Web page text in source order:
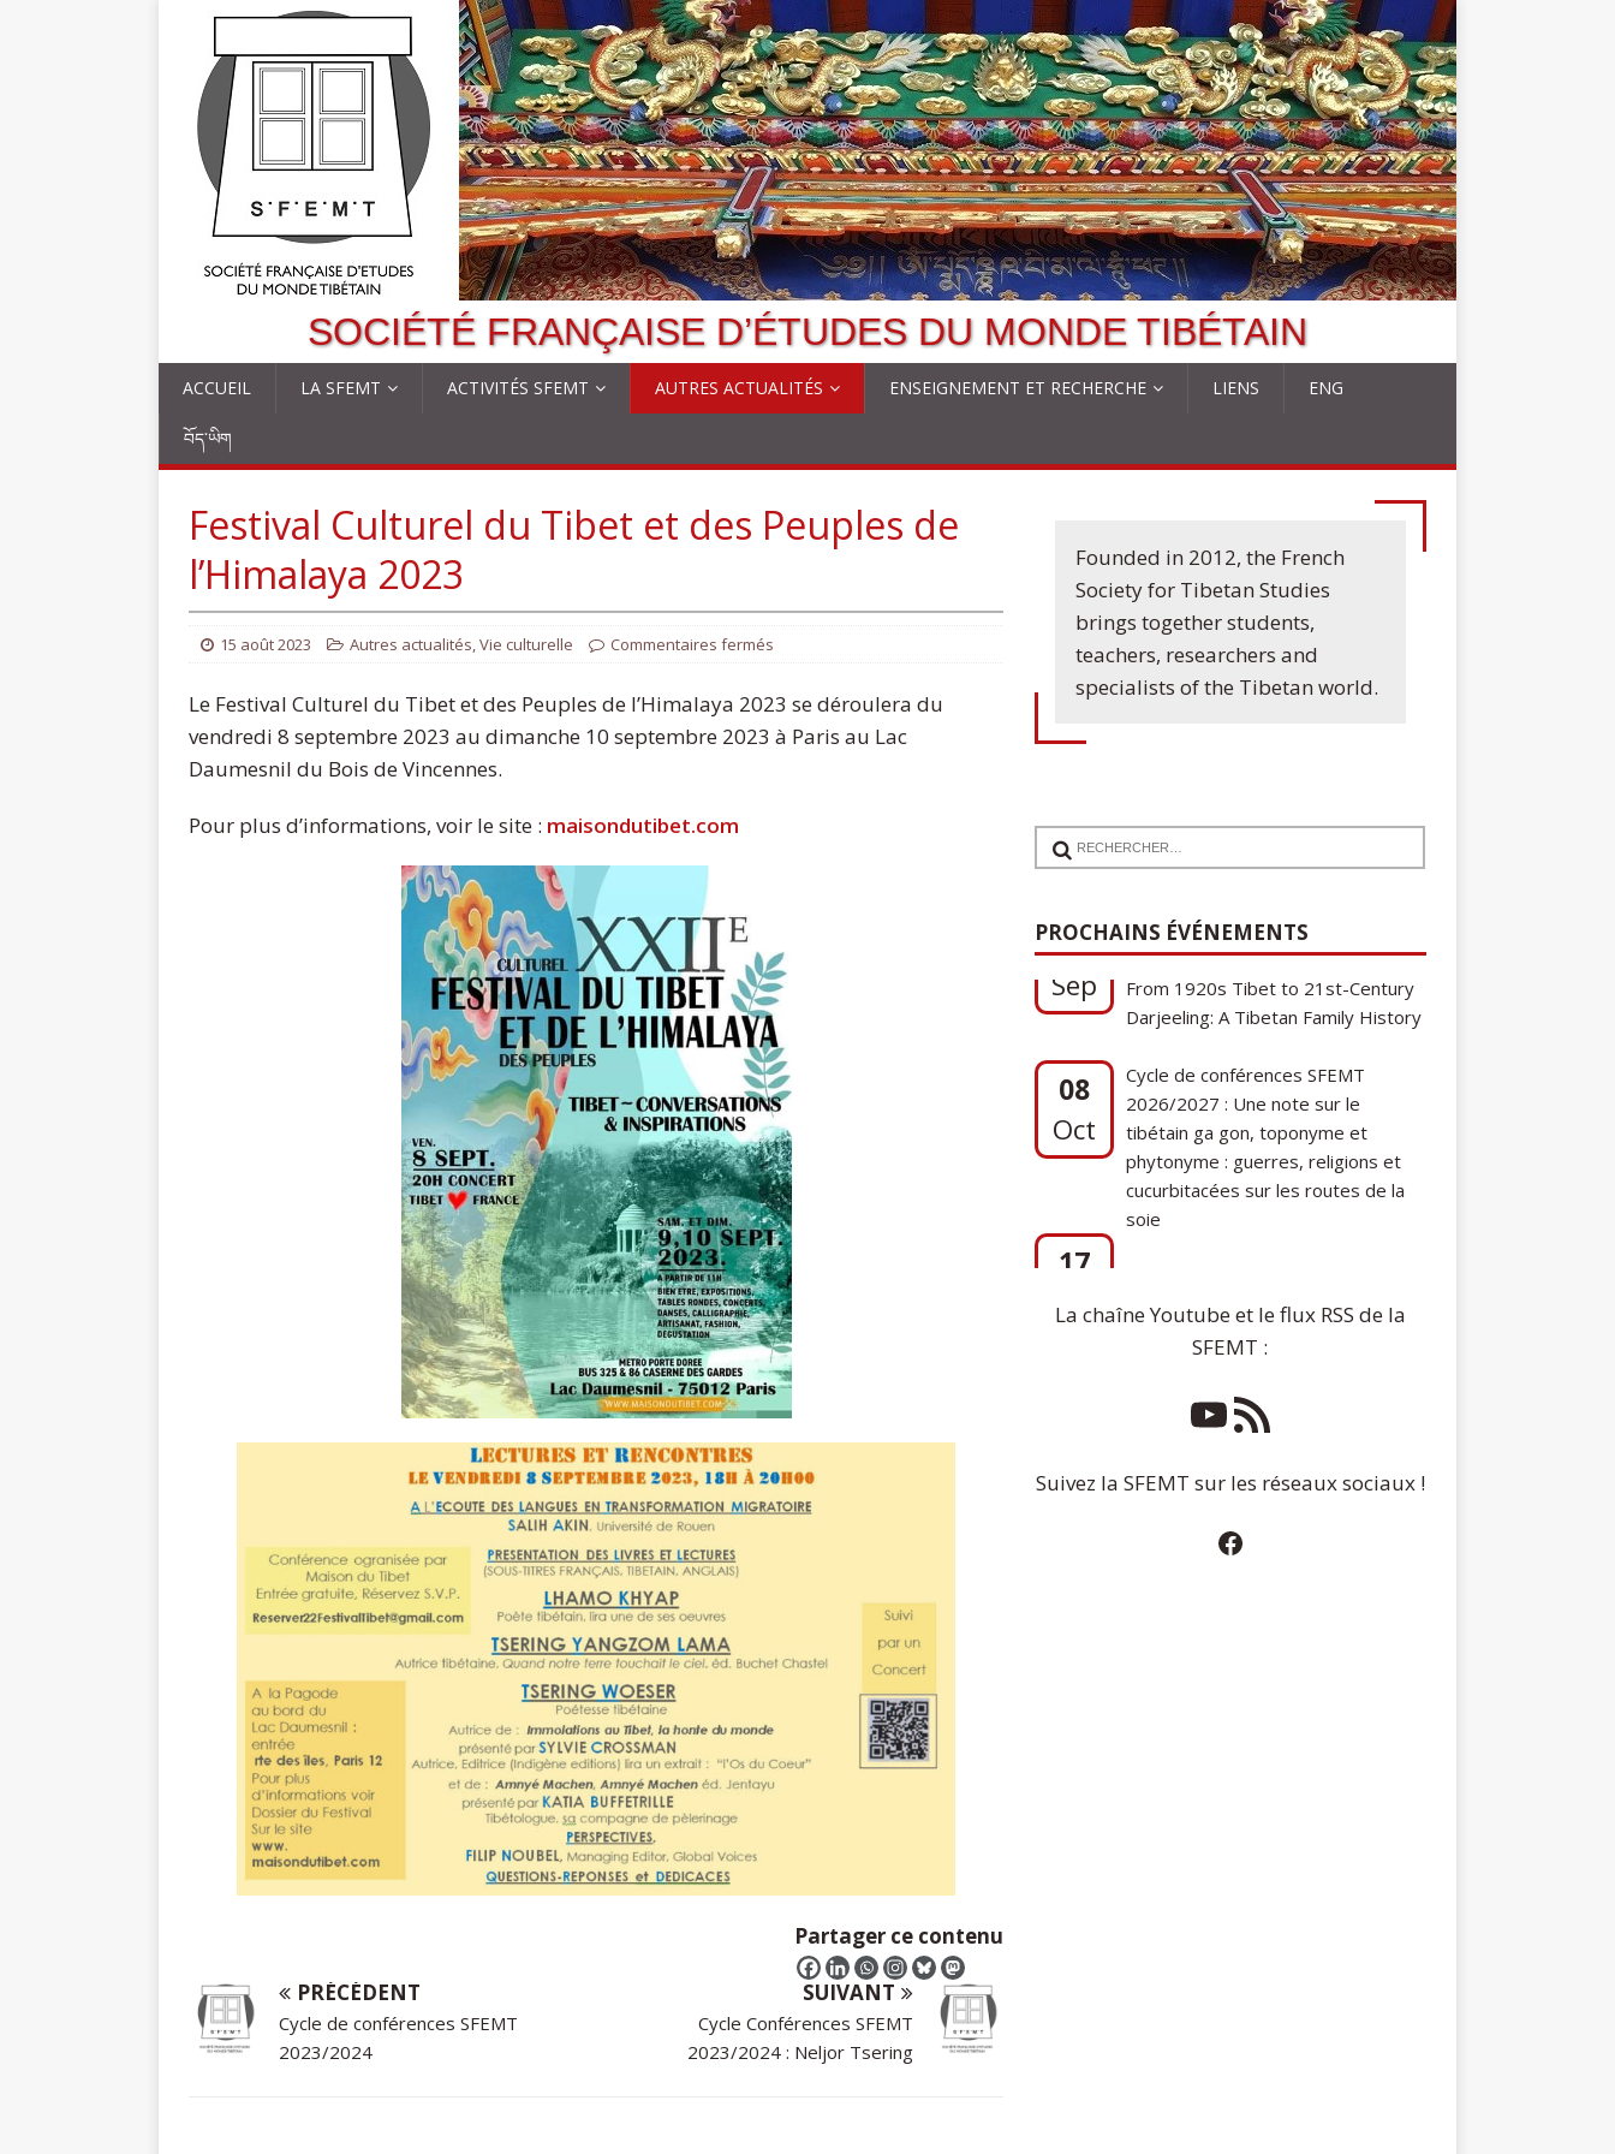
SOCIÉTÉ FRANÇAISE D’ÉTUDES DU MONDE TIBÉTAIN
ACCUEIL LA SFEMT ACTIVITÉS SFEMT AUTRES ACTUALITÉS ENSEIGNEMENT ET RECHERCHE LIENS ENG
བོད་ཡིག
Festival Culturel du Tibet et des Peuples de
l’Himalaya 2023
15 août 2023 Autres actualités,Vie culturelle Commentaires fermés
Le Festival Culturel du Tibet et des Peuples de l’Himalaya 2023 se déroulera du
vendredi 8 septembre 2023 au dimanche 10 septembre 2023 à Paris au Lac
Daumesnil du Bois de Vincennes.
Pour plus d’informations, voir le site : maisondutibet.com
Partager ce contenu
PRÉCÉDENT
Cycle de conférences SFEMT
2023/2024
SUIVANT
Cycle Conférences SFEMT
2023/2024 : Neljor Tsering
Founded in 2012, the French
Society for Tibetan Studies
brings together students,
teachers, researchers and
specialists of the Tibetan world.
PROCHAINS ÉVÉNEMENTS
17
Darjeeling: A Tibetan Family History
08
Cycle de conférences SFEMT
2026/2027 : Une note sur le
phytonyme : guerres, religions et
cucurbitacées sur les routes de la
soie
Communication de Ann Tashi Slater :
From 1920s Tibet to 21st-Century
La chaîne Youtube et le flux RSS de la
SFEMT :
Suivez la SFEMT sur les réseaux sociaux !